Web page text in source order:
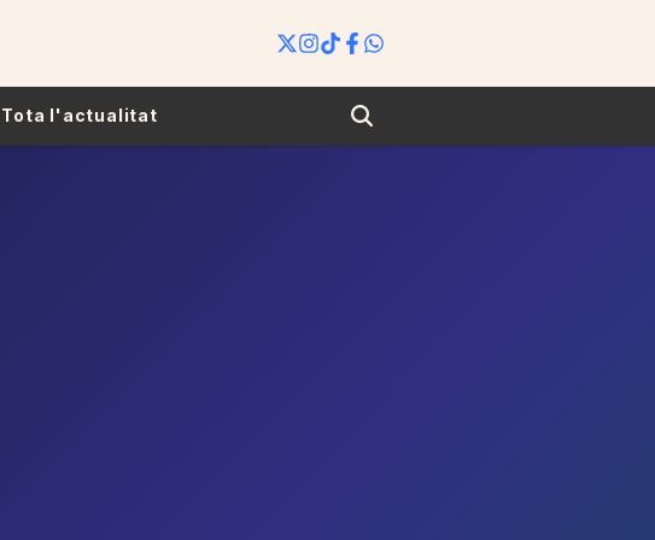
Tota l'actualitat Search